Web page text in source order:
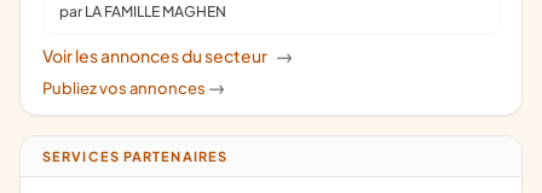
par LA FAMILLE MAGHEN
Voir les annonces du secteur ->
Publiez vos annonces ->
SERVICES PARTENAIRES